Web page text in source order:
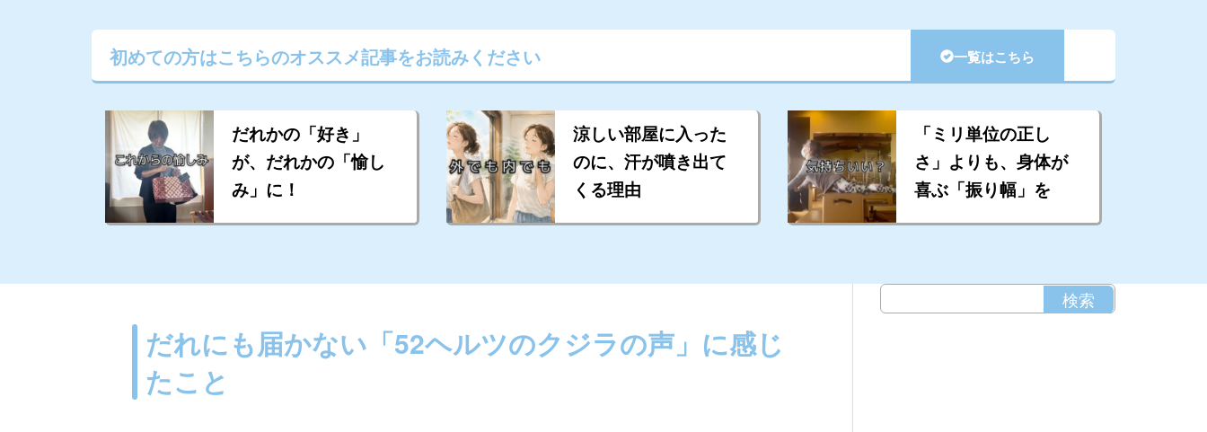
初めての方はこちらのオススメ記事をお読みください 一覧はこちら
だれかの「好き」
が、だれかの「愉し
み」に！
涼しい部屋に入った
のに、汗が噴き出て
くる理由
「ミリ単位の正し
さ」よりも、身体が
喜ぶ「振り幅」を
だれにも届かない「52ヘルツのクジラの声」に感じ
たこと